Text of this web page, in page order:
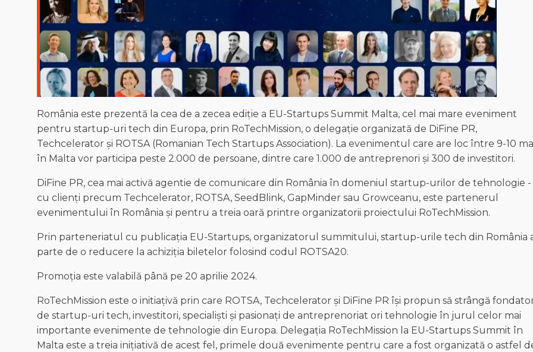
România este prezentă la cea de a zecea ediție a EU-Startups Summit Malta, cel mai mare eveniment
pentru startup-uri tech din Europa, prin RoTechMission, o delegație organizată de DiFine PR,
Techcelerator și ROTSA (Romanian Tech Startups Association). La evenimentul care are loc între 9-10
în Malta vor participa peste 2.000 de persoane, dintre care 1.000 de antreprenori și 300 de investitori.
DiFine PR, cea mai activă agentie de comunicare din România în domeniul startup-urilor de tehnologie -
cu clienți precum Techcelerator, ROTSA, SeedBlink, GapMinder sau Growceanu, este partenerul
evenimentului în România și pentru a treia oară printre organizatorii proiectului RoTechMission.
Prin parteneriatul cu publicația EU-Startups, organizatorul summitului, startup-urile tech din România
parte de o reducere la achiziția biletelor folosind codul ROTSA20.
Promoția este valabilă până pe 20 aprilie 2024.
RoTechMission este o initiațivă prin care ROTSA, Techcelerator și DiFine PR își propun să strângă
de startup-uri tech, investitori, specialiști și pasionați de antreprenoriat ori tehnologie în jurul celor mai
importante evenimente de tehnologie din Europa. Delegația RoTechMission la EU-Startups Summit în
Malta este a treia inițiativă de acest fel, primele două evenimente pentru care a fost organizată o astfel